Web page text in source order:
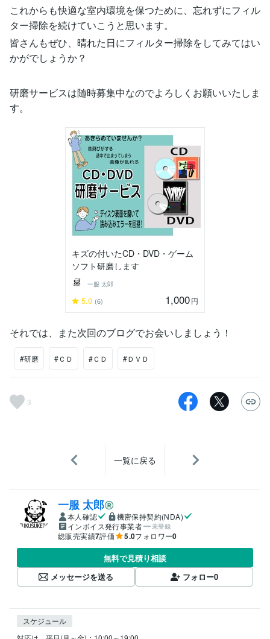
これからも快適な室内環境を保つために、忘れずにフィル
ター掃除を続けていこうと思います。
皆さんもぜひ、晴れた日にフィルター掃除をしてみてはい
かがでしょうか？
研磨サービスは随時募集中なのでよろしくお願いいたしま
す。
キズの付いたCD・DVD・ゲーム
ソフト研磨します
一服 太郎
5.0 (6) 1,000円
それでは、また次回のブログでお会いしましょう！
#研磨 #ＣＤ #ＣＤ #ＤＶＤ
3
一覧に戻る
一服 太郎
本人確認
機密保持契約(NDA)
インボイス発行事業者
未登録
総販売実績7評価 5.0フォロワー0
無料で見積り相談
メッセージを送る
フォロー0
スケジュール